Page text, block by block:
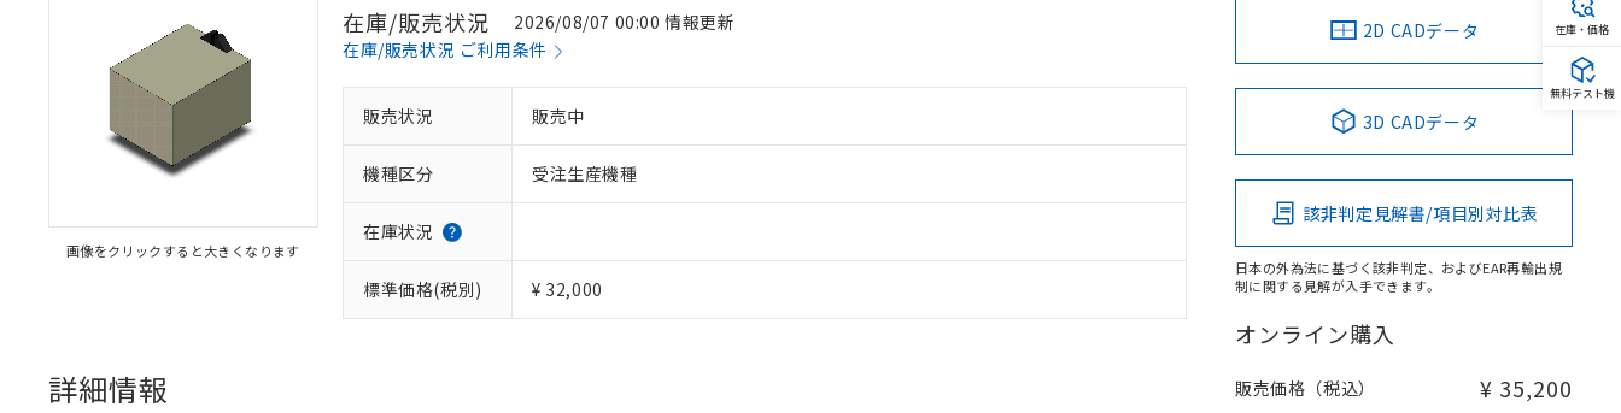
画像をクリックすると大きくなります
在庫/販売状況
2026/08/07 00:00 情報更新
在庫/販売状況 ご利用条件
販売状況 販売中
機種区分 受注生産機種
在庫状況
標準価格(税別) ¥ 32,000
詳細情報
2D CADデータ
3D CADデータ
該非判定見解書/項目別対比表
日本の外為法に基づく該非判定、およびEAR再輸出規
制に関する見解が入手できます。
オンライン購入
販売価格（税込） ¥ 35,200
在庫・価格
無料テスト機